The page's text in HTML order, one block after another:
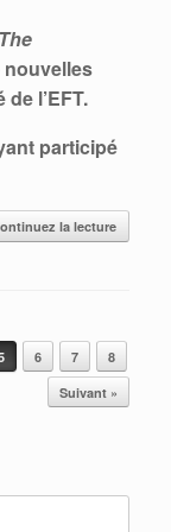
nouvelles
l’EFT.
participé
la lecture
6 7
8
Suivant »